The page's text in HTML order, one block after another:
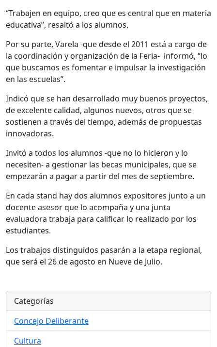
“Trabajen en equipo, creo que es central que en materia
educativa”, resaltó a los alumnos.
Por su parte, Varela -que desde el 2011 está a cargo de
la coordinación y organización de la Feria- informó, “lo
que buscamos es fomentar e impulsar la investigación
en las escuelas”.
Indicó que se han desarrollado muy buenos proyectos,
de excelente calidad, algunos nuevos, otros que se
sostienen a través del tiempo, además de propuestas
innovadoras.
Invitó a todos los alumnos -que no lo hicieron y lo
necesiten- a gestionar las becas municipales, que se
empezarán a pagar a partir del mes de septiembre.
En cada stand hay dos alumnos expositores junto a un
docente asesor que lo acompaña y una junta
evaluadora trabaja para calificar lo realizado por los
estudiantes.
Los trabajos distinguidos pasarán a la etapa regional,
que será el 26 de agosto en Nueve de Julio.
Categorías
Concejo Deliberante
Cultura